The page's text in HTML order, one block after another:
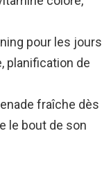
pour les jours
planification de
fraîche dès
le bout de son